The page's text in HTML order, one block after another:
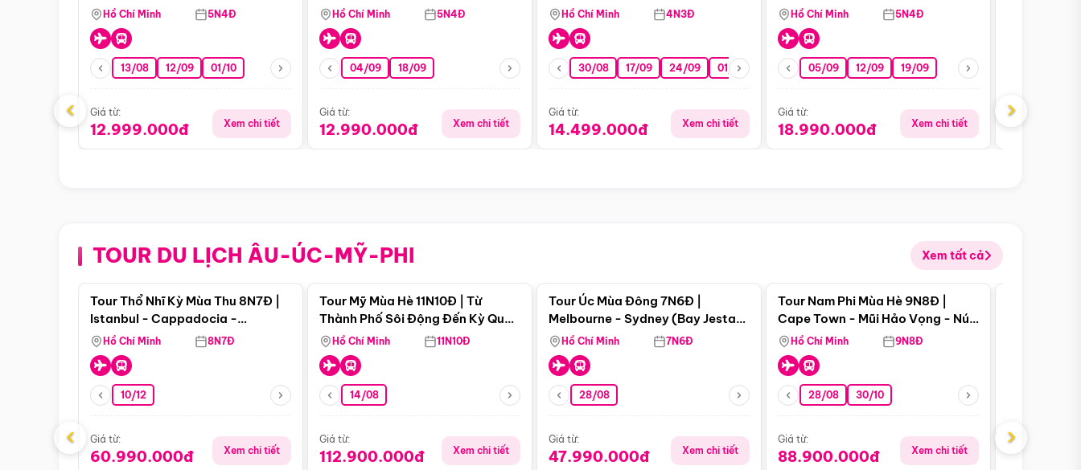
Hùng ( Bay Vn)
Hồ Chí Minh 5N4Đ
13/08 12/09 01/10
Giá từ:
12.999.000đ Xem chi tiết
(Bay Vj)
Hồ Chí Minh 5N4Đ
04/09 18/09
Giá từ:
12.990.000đ Xem chi tiết
Hồ Chí Minh 4N3Đ
30/08 17/09 24/09 01/10 15/10 29/10
Giá từ:
14.499.000đ Xem chi tiết
Nên Thơ - Ô Trấn Cổ Kính
Hồ Chí Minh 5N4Đ
05/09 12/09 19/09
Giá từ:
18.990.000đ Xem chi tiết
Giá từ:
‹ ›
TOUR DU LỊCH ÂU-ÚC-MỸ-PHI Xem tất cả
Điểm nổi bật
Tour Thổ Nhĩ Kỳ Mùa Thu 8N7Đ |
Istanbul - Cappadocia -
Pamukkale
Hồ Chí Minh 8N7Đ
10/12
Giá từ:
60.990.000đ Xem chi tiết
Tour Mỹ Mùa Hè 11N10Đ | Từ
Thành Phố Sôi Động Đến Kỳ Quan
Thiên Nhiên Mỹ
Hồ Chí Minh 11N10Đ
14/08
Giá từ:
112.900.000đ Xem chi tiết
Tour Úc Mùa Đông 7N6Đ |
Melbourne - Sydney (Bay Jestar
Airways)
Hồ Chí Minh 7N6Đ
28/08
Giá từ:
47.990.000đ Xem chi tiết
Điểm nổi bật
Tour Nam Phi Mùa Hè 9N8Đ |
Cape Town - Mũi Hảo Vọng - Núi
Bàn - Johannesburg - Pretoria -
Safari - Lodge
Hồ Chí Minh 9N8Đ
28/08 30/10
Giá từ:
88.900.000đ Xem chi tiết
Giá từ:
‹ ›